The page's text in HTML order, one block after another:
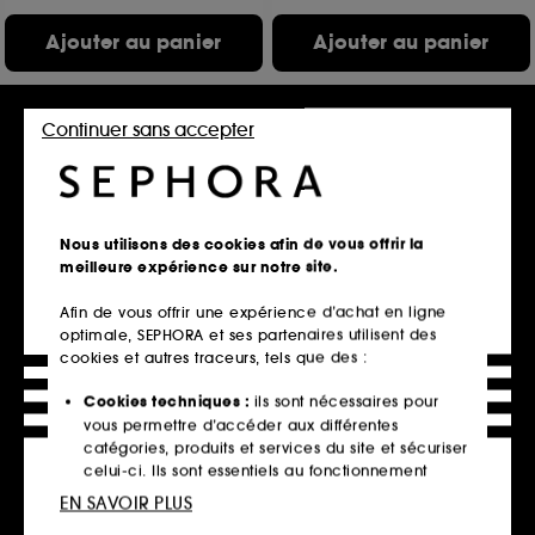
Ajouter au panier Ajouter au panier
GUERLAIN
Aqua Allegoria
Granada Salvia
Eau De Toilette
80
À partir de
112,00€
149,33€ 100ml
3 contenances disponibles
Ajouter au panier
GUERLAIN
Aqua Allegoria
Herba Fresca
58
À partir de112,00€
149,33€ 100ml
3 contenances disponibles
Nous utilisons des cookies afin de vous offrir la
meilleure expérience sur notre site.
Afin de vous offrir une expérience d’achat en ligne
optimale, SEPHORA et ses partenaires utilisent des
cookies et autres traceurs, tels que des :
Cookies techniques : ils sont nécessaires pour
vous permettre d’accéder aux différentes
catégories, produits et services du site et sécuriser
celui-ci. Ils sont essentiels au fonctionnement
technique du site et ne peuvent être désactivés.
Continuer sans accepter
EN SAVOIR PLUS